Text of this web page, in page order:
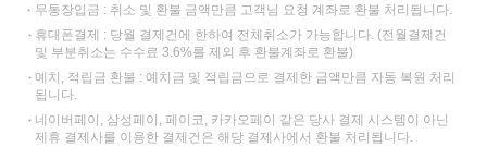
무통장입금 : 취소 및 환불 금액만큼 고객님 요청 계좌로 환불 처리됩니다.
휴대폰결제 : 당월 결제건에 한하여 전체취소가 가능합니다. (전월결제건
및 부분취소는 수수료 3.6%를 제외 후 환불계좌로 환불)
예치, 적립금 환불 : 예치금 및 적립금으로 결제한 금액만큼 자동 복원 처리
됩니다.
네이버페이, 삼성페이, 페이코, 카카오페이 같은 당사 결제 시스템이 아닌
제휴 결제사를 이용한 결제건은 해당 결제사에서 환불 처리됩니다.